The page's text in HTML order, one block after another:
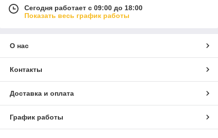
Сегодня работает с 09:00 до 18:00
Показать весь график работы
О нас
Контакты
Доставка и оплата
График работы